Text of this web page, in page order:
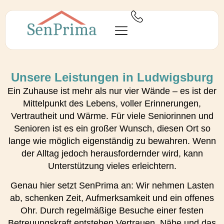
Unsere Leistungen in Ludwigsburg
Ein Zuhause ist mehr als nur vier Wände – es ist der
Mittelpunkt des Lebens, voller Erinnerungen,
Vertrautheit und Wärme. Für viele Seniorinnen und
Senioren ist es ein großer Wunsch, diesen Ort so
lange wie möglich eigenständig zu bewahren. Wenn
der Alltag jedoch herausfordernder wird, kann
Unterstützung vieles erleichtern.
Genau hier setzt SenPrima an: Wir nehmen Lasten
ab, schenken Zeit, Aufmerksamkeit und ein offenes
Ohr. Durch regelmäßige Besuche einer festen